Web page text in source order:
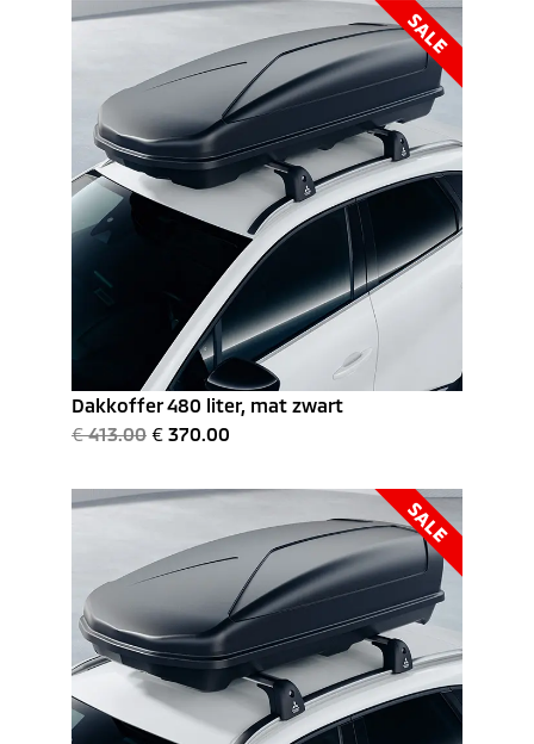
SALE
Dakkoffer 480 liter, mat zwart
€ 413.00 € 370.00
SALE